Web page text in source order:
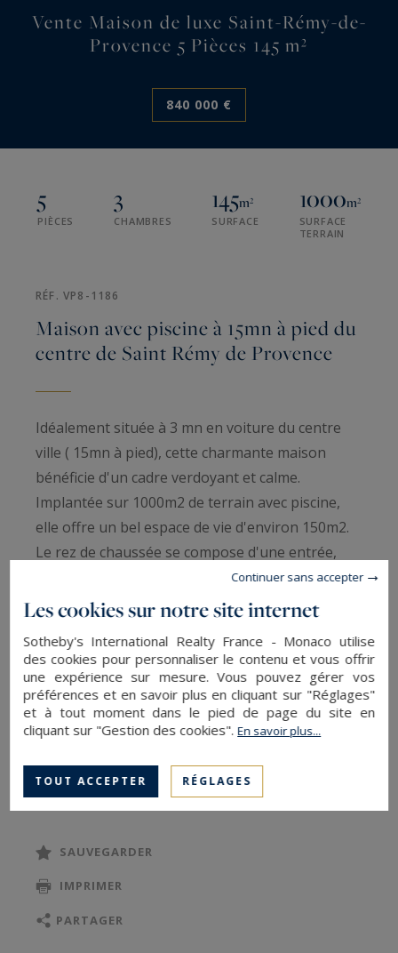
Vente Maison de luxe Saint-Rémy-de-
Provence 5 Pièces 145 m²
840 000 €
5
PIÈCES
3
CHAMBRES
145m²
SURFACE
1000m²
SURFACE
TERRAIN
RÉF. VP8-1186
Maison avec piscine à 15mn à pied du
centre de Saint Rémy de Provence
Idéalement située à 3 mn en voiture du centre
ville ( 15mn à pied), cette charmante maison
bénéficie d'un cadre verdoyant et calme.
Implantée sur 1000m2 de terrain avec piscine,
elle offre un bel espace de vie d'environ 150m2.
Le rez de chaussée se compose d'une entrée,
d'un vaste séjour avec cuisine ouverte et espace
repas de plus de 40m2 ouvrant sur la terrasse au
La maison offre également 3 grandes chambres
dont une suite parentale de plain pied ainsi
qu'un studio indépendant équipé.
Une maison parfaitement entretenue,
résidence principale comme secondaire.
SAUVEGARDER
IMPRIMER
PARTAGER
Les cookies sur notre site internet
Sotheby's International Realty France - Monaco utilise
des cookies pour personnaliser le contenu et vous offrir
une expérience sur mesure. Vous pouvez gérer vos
préférences et en savoir plus en cliquant sur "Réglages"
et à tout moment dans le pied de page du site en
cliquant sur "Gestion des cookies".En savoir plus...
TOUT ACCEPTER RÉGLAGES
Continuer sans accepter